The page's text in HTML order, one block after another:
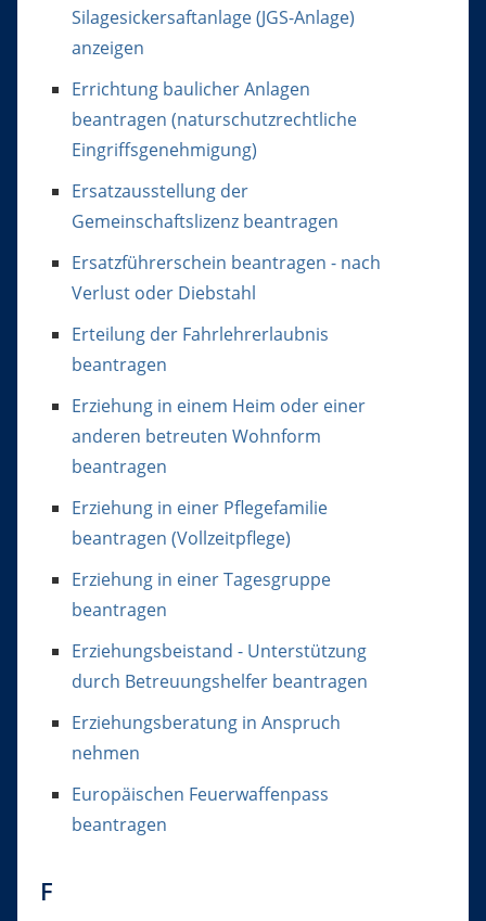
Silagesickersaftanlage (JGS-Anlage)
anzeigen
Errichtung baulicher Anlagen
beantragen (naturschutzrechtliche
Eingriffsgenehmigung)
Ersatzausstellung der
Gemeinschaftslizenz beantragen
Ersatzführerschein beantragen - nach
Verlust oder Diebstahl
Erteilung der Fahrlehrerlaubnis
beantragen
Erziehung in einem Heim oder einer
anderen betreuten Wohnform
beantragen
Erziehung in einer Pflegefamilie
beantragen (Vollzeitpflege)
Erziehung in einer Tagesgruppe
beantragen
Erziehungsbeistand - Unterstützung
durch Betreuungshelfer beantragen
Erziehungsberatung in Anspruch
nehmen
Europäischen Feuerwaffenpass
beantragen
F